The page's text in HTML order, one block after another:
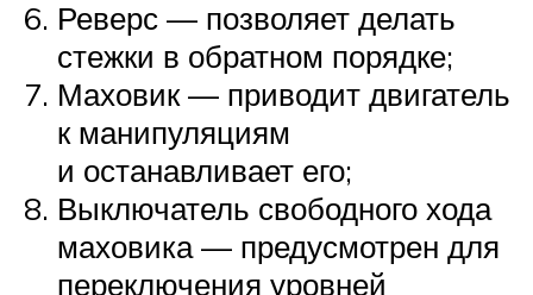
Реверс — позволяет делать
стежки в обратном порядке;
Маховик — приводит двигатель
к манипуляциям
и останавливает его;
Выключатель свободного хода
маховика — предусмотрен для
переключения уровней